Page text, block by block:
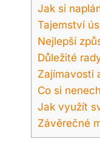
Jak si
Tajemství
Nejlepší
Důležité
Zajímavosti
Co si
Jak využít
Závěrečné